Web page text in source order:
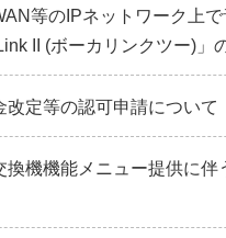
等のIPネットワーク上
II (ボーカリンクツー)」
改定等の認可申請について
換機機能メニュー提供に